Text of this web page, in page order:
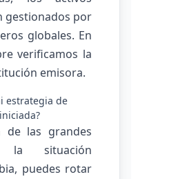
gestionados por
globales. En
verificamos la
emisora.
estrategia de
de las grandes
la situación
puedes rotar